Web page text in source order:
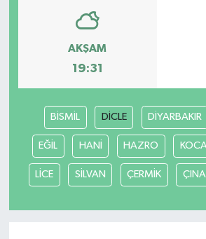
AKŞAM
19:31
BİSMİL DİCLE DİYARBAKIR
EĞİL HANİ HAZRO
LİCE SİLVAN ÇERMİK